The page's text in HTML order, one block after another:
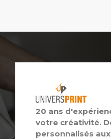
20 ans
votre créativité.
personnalisés